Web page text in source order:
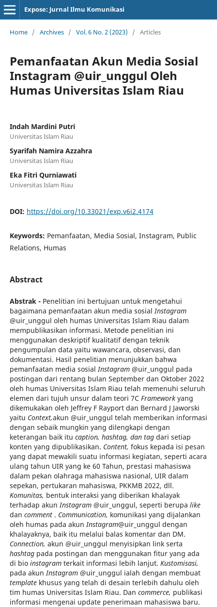
Expose: Jurnal Ilmu Komunikasi
Home / Archives / Vol. 6 No. 2 (2023) / Articles
Pemanfaatan Akun Media Sosial
Instagram @uir_unggul Oleh
Humas Universitas Islam Riau
Indah Mardini Putri
Universitas Islam Riau
Syarifah Namira Azzahra
Universitas Islam Riau
Eka Fitri Qurniawati
Universitas Islam Riau
DOI: https://doi.org/10.33021/exp.v6i2.4174
Keywords: Pemanfaatan, Media Sosial, Instagram, Public
Relations, Humas
Abstract
Abstrak -Penelitian ini bertujuan untuk mengetahui
bagaimana pemanfaatan akun media sosialInstagram
@uir_unggul oleh humas Universitas Islam Riau dalam
mempublikasikan informasi. Metode penelitian ini
menggunakan deskriptif kualitatif dengan teknik
pengumpulan data yaitu wawancara, observasi, dan
dokumentasi. Hasil penelitian menunjukkan bahwa
pemanfaatan media sosialInstagram@uir_unggul pada
postingan dari rentang bulan September dan Oktober 2022
oleh humas Universitas Islam Riau telah memenuhi seluruh
elemen dari tujuh unsur dalam teori 7C Frameworkyang
dikemukakan oleh Jeffrey F Rayport dan Bernard J Jaworski
yaitu Context,akun @uir_unggul telah memberikan informasi
dengan sebaik mungkin yang dilengkapi dengan
keterangan baik itu caption, hashtag, dan tagdari setiap
konten yang dipublikasikan. Content, fokus kepada isi pesan
yang dapat mewakili suatu informasi kegiatan, seperti acara
ulang tahun UIR yang ke 60 Tahun, prestasi mahasiswa
dalam pekan olahraga mahasiswa nasional, UIR dalam
sepekan, pertukaran mahasiswa, PKKMB 2022, dll.
Komunitas, bentuk interaksi yang diberikan khalayak
terhadap akunInstagram@uir_unggul, seperti berupa like
dan comment. Communication, komunikasi yang dijalankan
oleh humas pada akunInstagram@uir_unggul dengan
khalayaknya, baik itu melalui balas komentar dan DM.
Connection, akun @uir_unggul menyisipkan link serta
hashtagpada postingan dan menggunakan fitur yang ada
di bio instagramterkait informasi lebih lanjut. Kustomisasi,
pada akunInstagram@uir_unggul ialah dengan membuat
templatekhusus yang telah di desain terlebih dahulu oleh
tim humas Universitas Islam Riau. Dan commerce, publikasi
informasi mengenai update penerimaan mahasiswa baru.